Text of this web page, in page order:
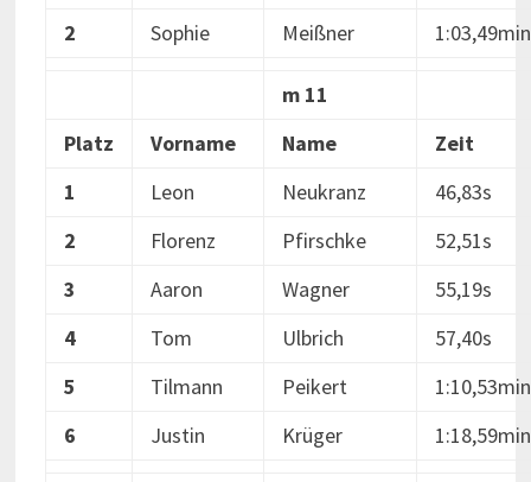
2
Sophie Meißner 1:03,49min
m 11
Platz
Vorname Name
Zeit
1
Leon Neukranz
46,83s
2
Florenz Pfirschke
52,51s
3
Aaron Wagner
55,19s
4
Tom Ulbrich
57,40s
5
Tilmann Peikert
1:10,53min
6
Justin Krüger 1:18,59min